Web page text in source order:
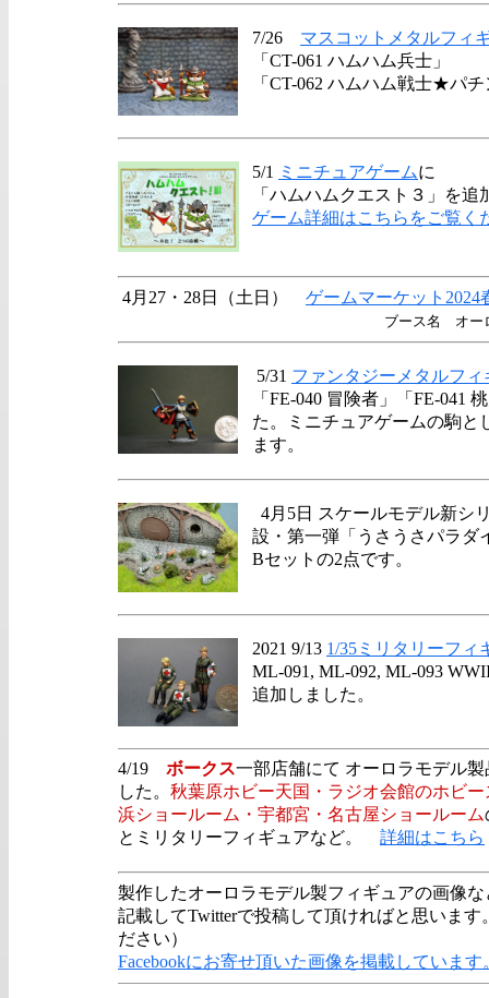
7/26 マスコットメタルフィ
「CT-061 ハムハム兵士」
「CT-062 ハムハム戦士★パ
5/1 ミニチュアゲームに
「ハムハムクエスト３」を追
ゲーム詳細はこちらをご覧く
4月27・28日（土日） ゲームマーケット2024
ブース名 オー
5/31 ファンタジーメタルフィ
「FE-040 冒険者」「FE-041
た。ミニチュアゲームの駒と
ます。
4月5日 スケールモデル新シ
設・第一弾「うさうさパラダ
Bセットの2点です。
2021 9/13 1/35ミリタリーフィ
ML-091, ML-092, ML-093
追加しました。
4/19 ボークス一部店舗にて オーロラモデル
した。 秋葉原ホビー天国・ラジオ会館のホビ
浜ショールーム・宇都宮・名古屋ショールーム
とミリタリーフィギュアなど。 詳細はこちら
製作したオーロラモデル製フィギュアの画像
記載してTwitterで投稿して頂ければと思いま
ださい）
Facebookにお寄せ頂いた画像を掲載しています